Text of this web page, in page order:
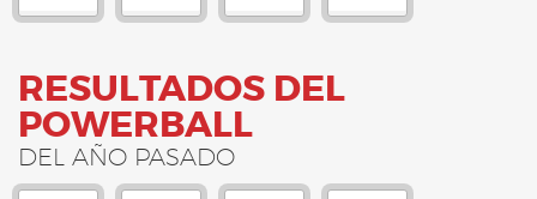
RESULTADOS DEL
POWERBALL
DEL AÑO PASADO